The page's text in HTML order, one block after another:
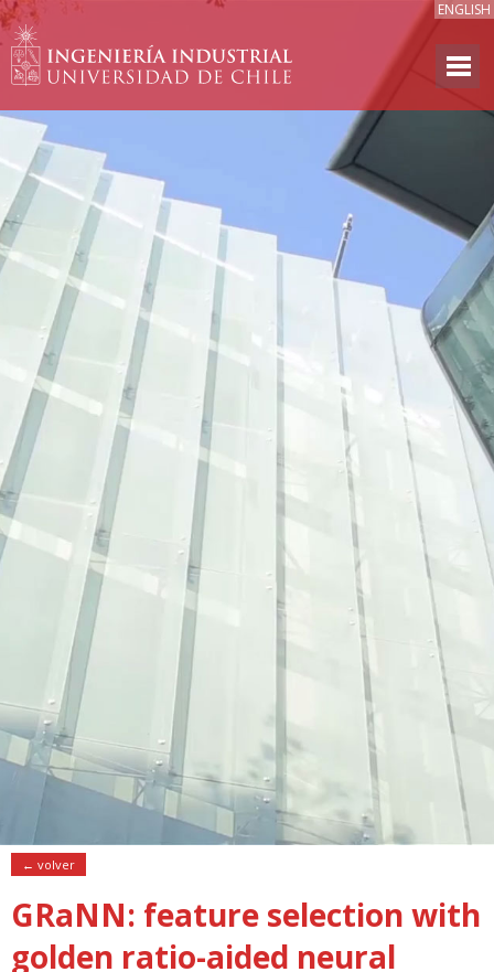
ENGLISH
← volver
GRaNN: feature selection with
golden ratio-aided neural